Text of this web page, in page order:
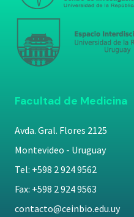
Facultad de Medicina
Avda. Gral. Flores 2125
Montevideo - Uruguay
Tel: +598 2 924 9562
Fax: +598 2 924 9563
contacto@ceinbio.edu.uy